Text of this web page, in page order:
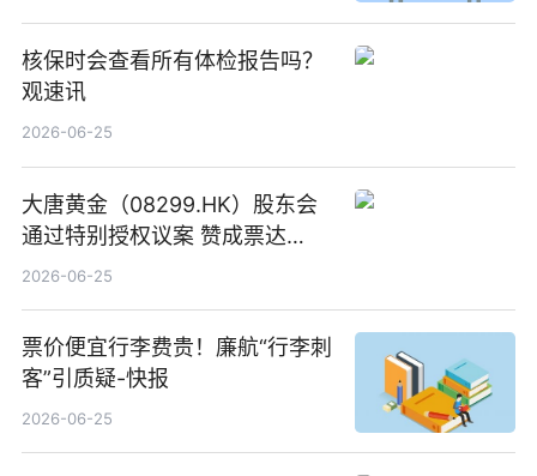
核保时会查看所有体检报告吗？
观速讯
2026-06-25
大唐黄金（08299.HK）股东会
通过特别授权议案 赞成票达
100%_新动态
2026-06-25
票价便宜行李费贵！廉航“行李刺
客”引质疑-快报
2026-06-25